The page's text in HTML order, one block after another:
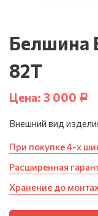
Белшина
82T
Цена: 3 000 Р
Внешний вид
При покупке 4-х
Расширенная
Хранение до